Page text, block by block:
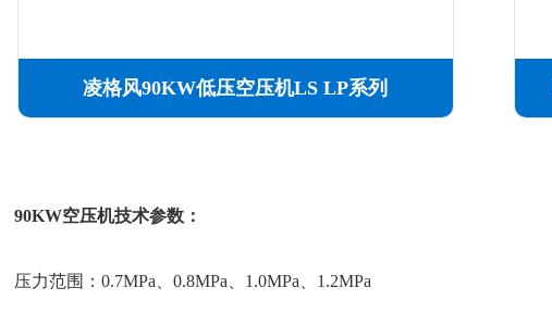
凌格风90KW低压空压机LS LP系列
90KW空压机技术参数：
压力范围：0.7MPa、0.8MPa、1.0MPa、1.2MPa